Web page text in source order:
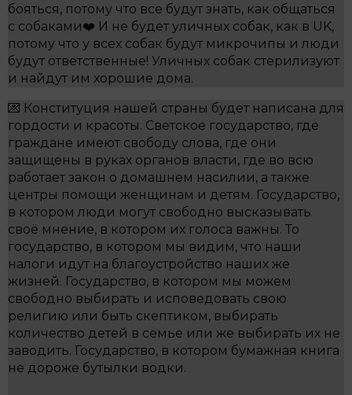
бояться, потому что все будут знать, как общаться
с собаками❤️ И не будет уличных собак, как в UK,
потому что у всех собак будут микрочипы и люди
будут ответственные! Уличных собак стерилизуют
и найдут им хорошие дома.
💌 Конституция нашей страны будет написана для
гордости и красоты. Светское государство, где
граждане имеют свободу слова, где они
защищены в руках органов власти, где во всю
работает закон о домашнем насилии, а также
центры помощи женщинам и детям. Государство,
в котором люди могут свободно высказывать
своё мнение, в котором их голоса важны. То
государство, в котором мы видим, что наши
налоги идут на благоустройство наших же
жизней. Государство, в котором мы можем
свободно выбирать и исповедовать свою
религию или быть скептиком, выбирать
количество детей в семье или же выбирать их не
заводить. Государство, в котором бумажная книга
не дороже бутылки водки.